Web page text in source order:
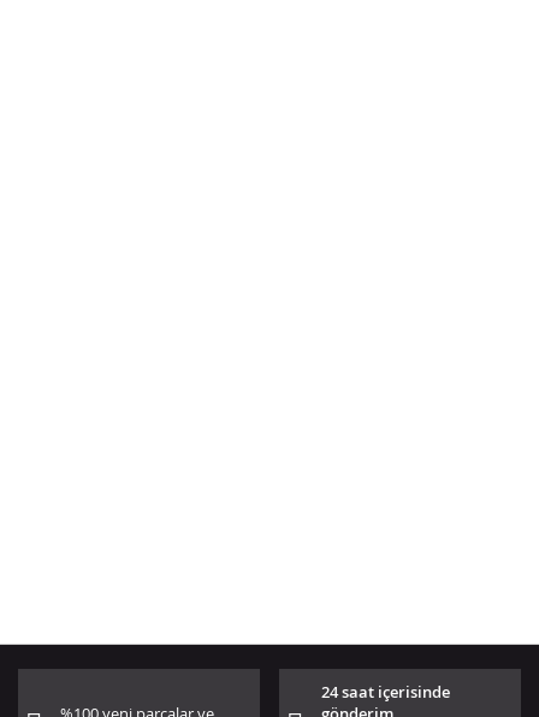
24 saat içerisinde